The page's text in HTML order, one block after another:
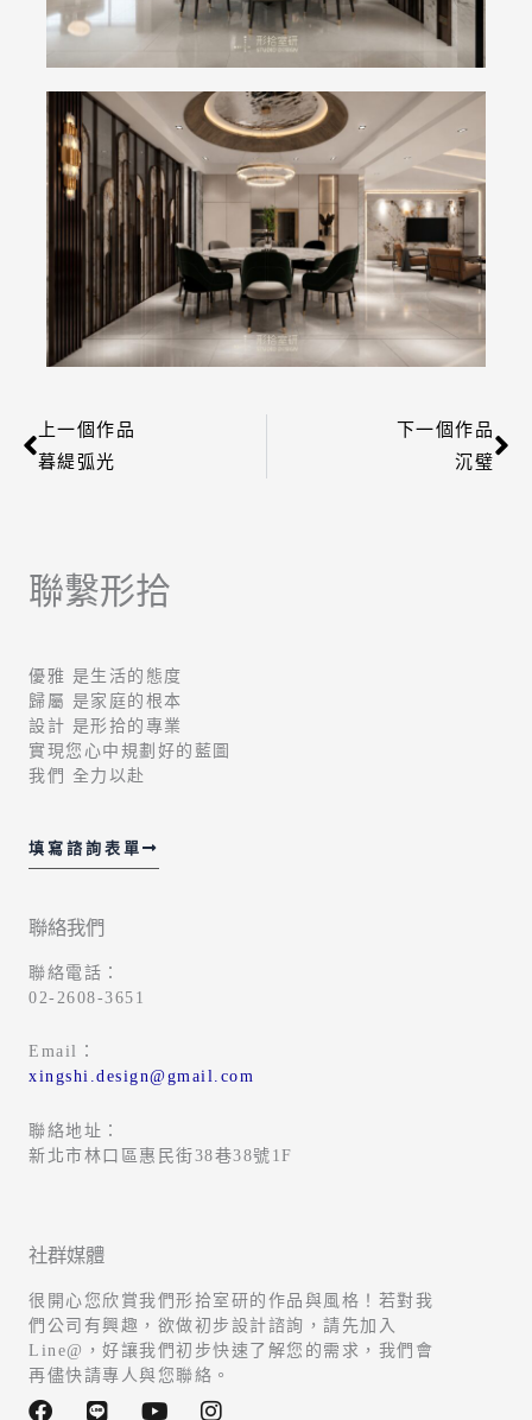
上一頁
上一個作品
暮緹弧光
下一個作品
沉璧
下
聯繫形拾
優雅 是生活的態度
歸屬 是家庭的根本
設計 是形拾的專業
實現您心中規劃好的藍圖
我們 全力以赴
填寫諮詢表單
聯絡我們
聯絡電話：
02-2608-3651
Email：
xingshi.design@gmail.com
聯絡地址：
新北市林口區惠民街38巷38號1F
社群媒體
很開心您欣賞我們形拾室研的作品與風格！若對我
們公司有興趣，欲做初步設計諮詢，請先加入
Line@，好讓我們初步快速了解您的需求，我們會
再儘快請專人與您聯絡。
F L Y I